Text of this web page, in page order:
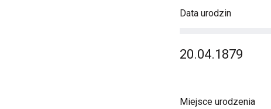
Data urodzin
20.04.1879
Miejsce urodzenia